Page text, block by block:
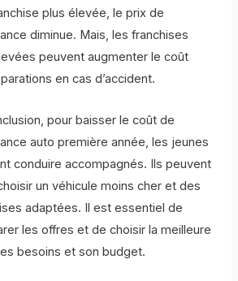
plus élevée, le prix de
diminue. Mais, les franchises
peuvent augmenter le coût
en cas d’accident.
pour baisser le coût de
auto première année, les jeunes
conduire accompagnés. Ils peuvent
un véhicule moins cher et des
adaptées. Il est essentiel de
les offres et de choisir la meilleure
besoins et son budget.